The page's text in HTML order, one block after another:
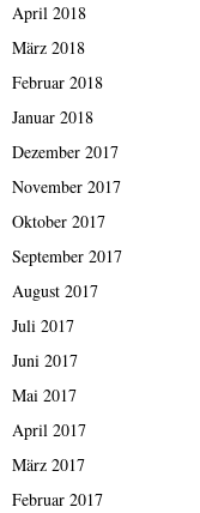
April 2018
März 2018
Februar 2018
Januar 2018
Dezember 2017
November 2017
Oktober 2017
September 2017
August 2017
Juli 2017
Juni 2017
Mai 2017
April 2017
März 2017
Februar 2017